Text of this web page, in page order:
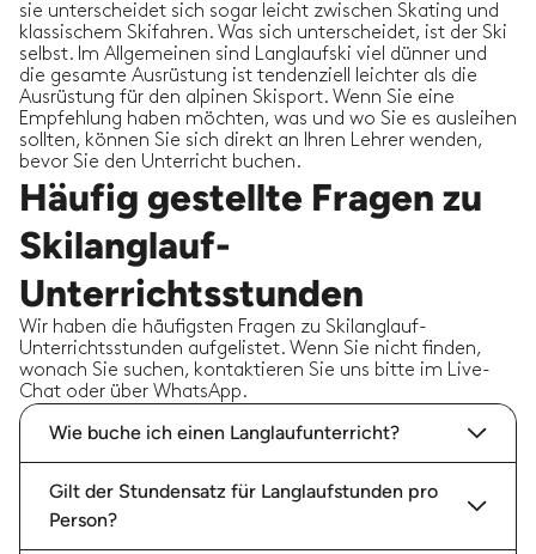
sie unterscheidet sich sogar leicht zwischen Skating und
klassischem Skifahren. Was sich unterscheidet, ist der Ski
selbst. Im Allgemeinen sind Langlaufski viel dünner und
die gesamte Ausrüstung ist tendenziell leichter als die
Ausrüstung für den alpinen Skisport. Wenn Sie eine
Empfehlung haben möchten, was und wo Sie es ausleihen
sollten, können Sie sich direkt an Ihren Lehrer wenden,
bevor Sie den Unterricht buchen.
Häufig gestellte Fragen zu
Skilanglauf-
Unterrichtsstunden
Wir haben die häufigsten Fragen zu Skilanglauf-
Unterrichtsstunden aufgelistet. Wenn Sie nicht finden,
wonach Sie suchen, kontaktieren Sie uns bitte im Live-
Chat oder über WhatsApp.
Wie buche ich einen Langlaufunterricht?
Gilt der Stundensatz für Langlaufstunden pro
Person?